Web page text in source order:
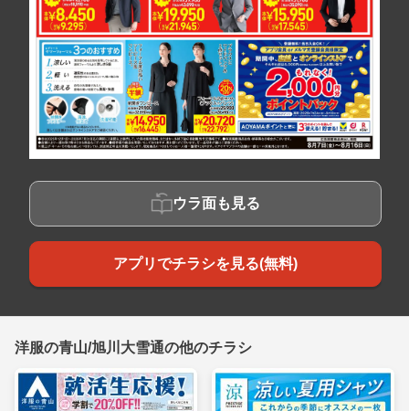
ウラ面も見る
アプリでチラシを見る(無料)
洋服の青山/旭川大雪通の他のチラシ